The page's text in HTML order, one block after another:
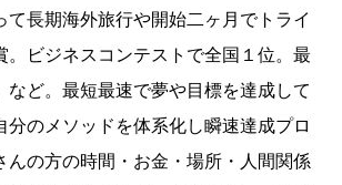
て長期海外旅行や開始二ヶ月でトライ
。ビジネスコンテストで全国１位。最
など。最短最速で夢や目標を達成して
分のメソッドを体系化し瞬速達成プロ
んの方の時間・お金・場所・人間関係